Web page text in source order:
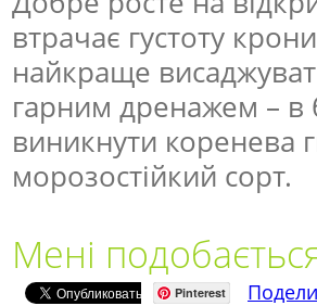
втрачає густоту
найкраще
гарним дренажем – в
виникнути коренева
морозостійкий сорт.
Мені
Pinterest